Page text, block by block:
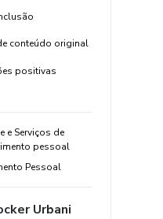
conteúdo original
positivas
e Serviços de
pessoal
Pessoal
Urbani